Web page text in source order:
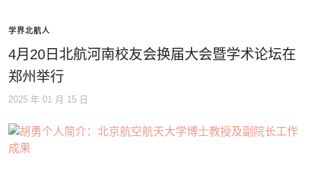
学界北航人
4月20日北航河南校友会换届大会暨学术论坛在
郑州举行
2025 年 01 月 15 日